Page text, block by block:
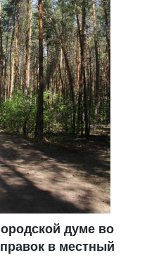
думе во
в местный